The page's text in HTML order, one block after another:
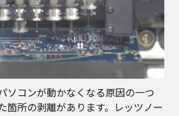
ソコンが動かなくなる原因の一つ
箇所の剥離があります。レッツノー